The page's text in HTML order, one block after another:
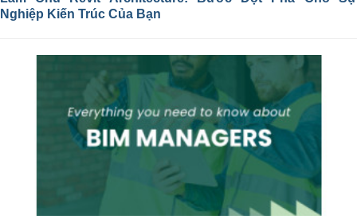
Nghiệp Kiến Trúc Của Bạn